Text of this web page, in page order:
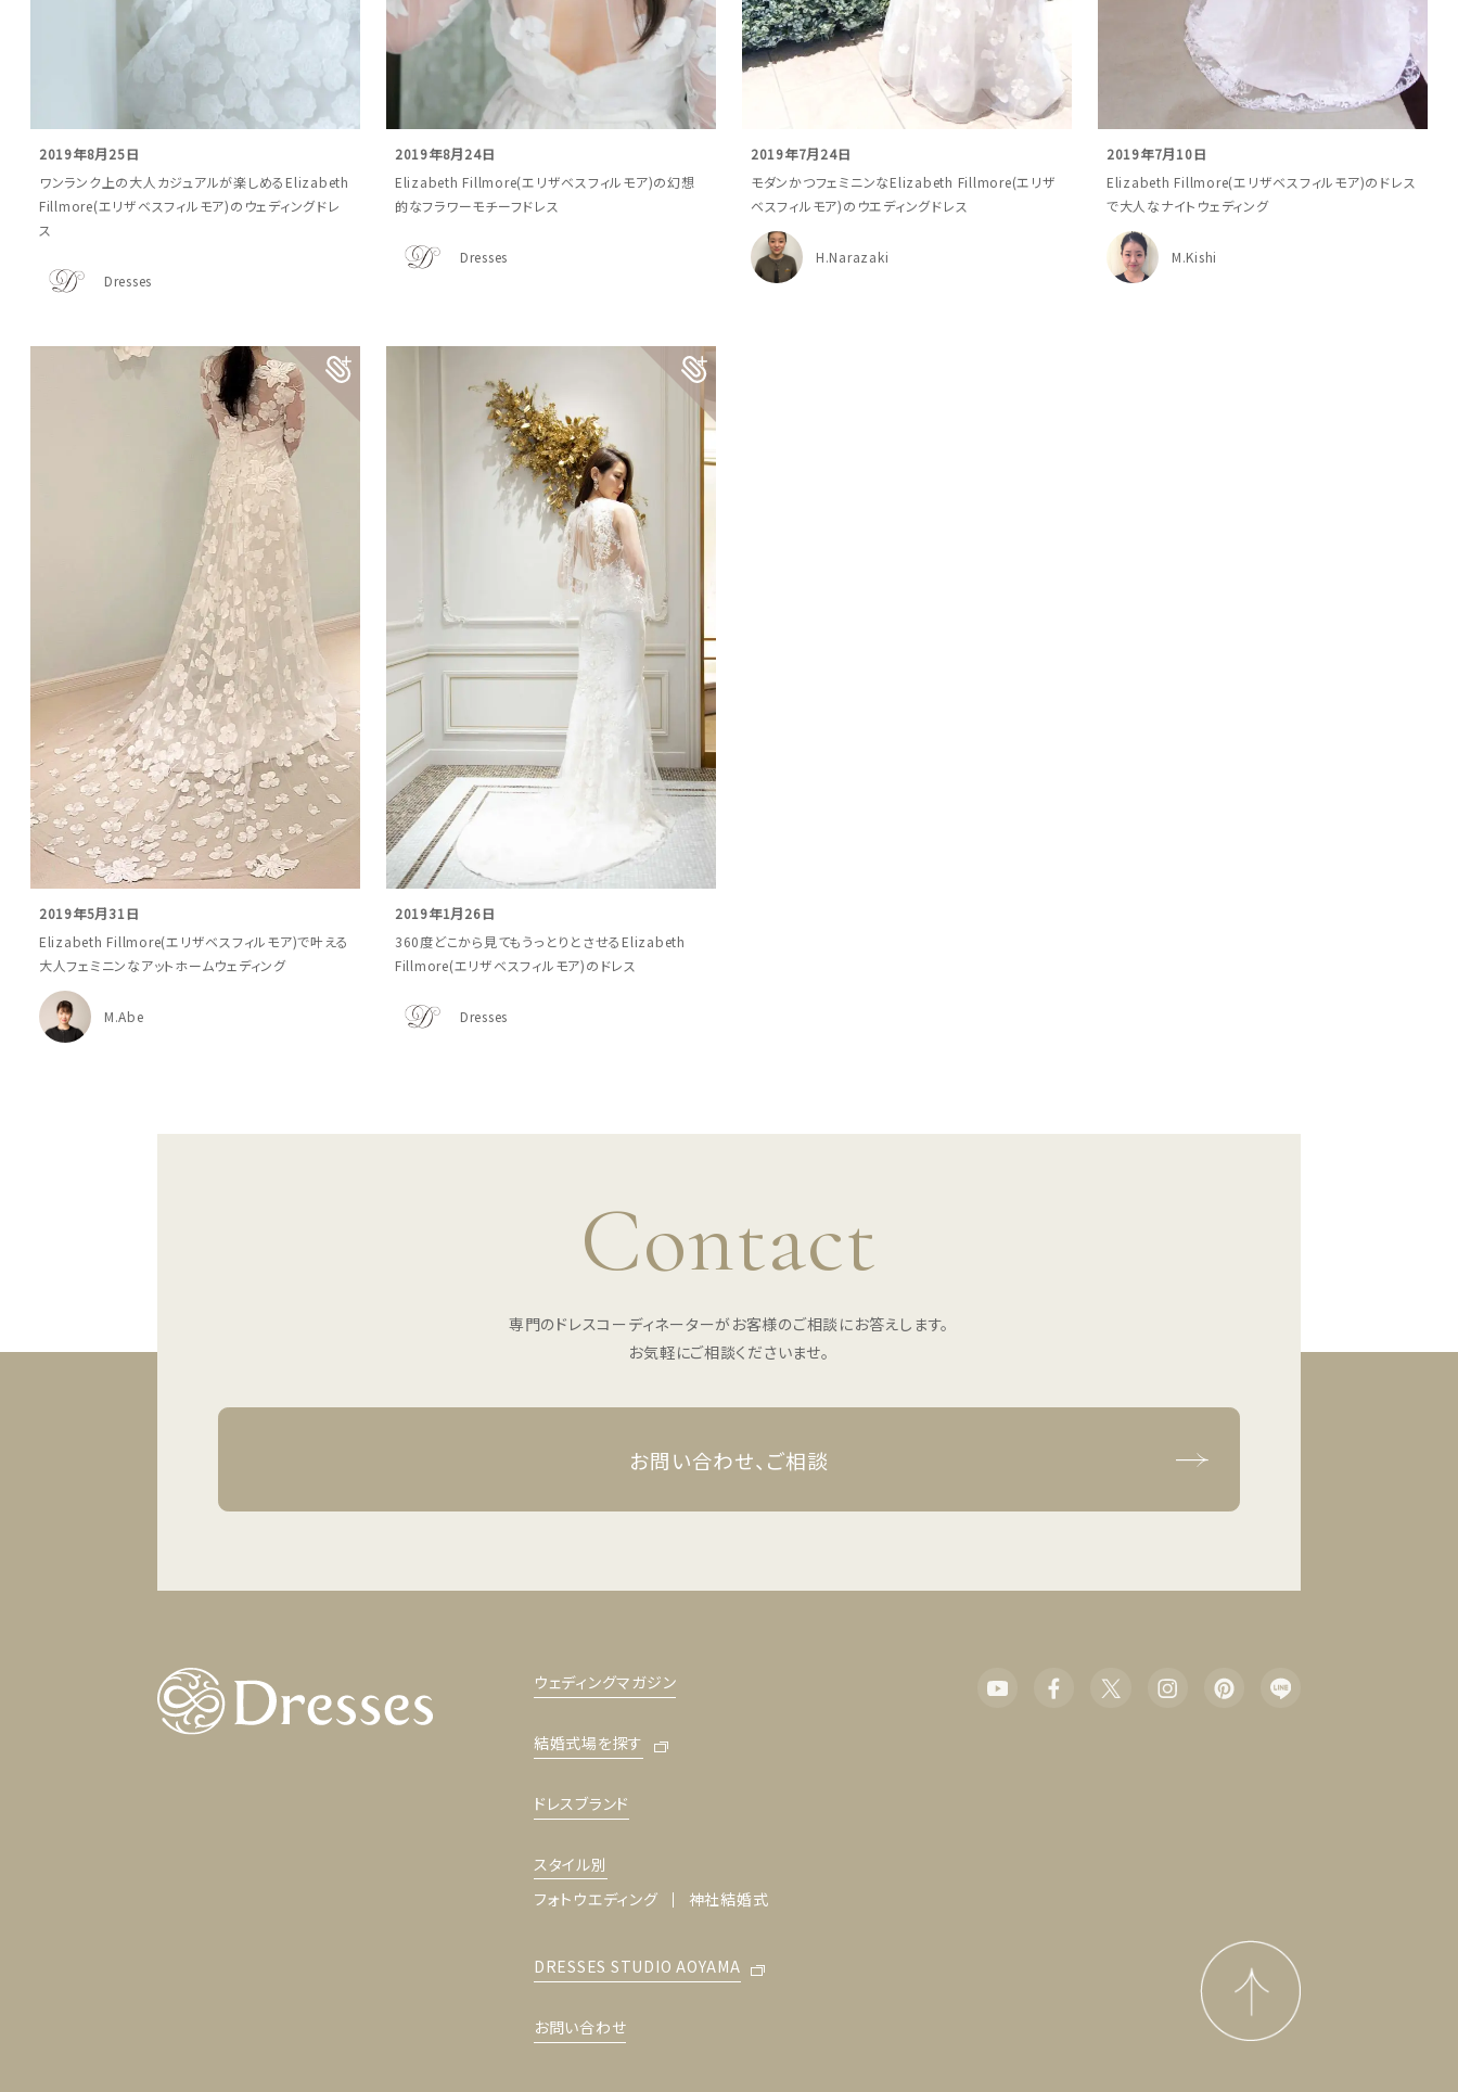
2019年8月25日
ワンランク上の大人カジュアルが楽しめるElizabeth
Fillmore(エリザベスフィルモア)のウェディングドレ
ス
Dresses
2019年8月24日
Elizabeth Fillmore(エリザベスフィルモア)の幻想
的なフラワーモチーフドレス
Dresses
2019年7月24日
モダンかつフェミニンなElizabeth Fillmore(エリザ
ベスフィルモア)のウエディングドレス
H.Narazaki
2019年7月10日
Elizabeth Fillmore(エリザベスフィルモア)のドレス
で大人なナイトウェディング
M.Kishi
2019年5月31日
Elizabeth Fillmore(エリザベスフィルモア)で叶える
大人フェミニンなアットホームウェディング
M.Abe
2019年1月26日
360度どこから見てもうっとりとさせるElizabeth
Fillmore(エリザベスフィルモア)のドレス
Dresses
Contact
専門のドレスコーディネーターがお客様のご相談にお答えします。
お気軽にご相談くださいませ。
お問い合わせ、ご相談
ウェディングマガジン
結婚式場を探す
ドレスブランド
スタイル別
フォトウエディング
神社結婚式
DRESSES STUDIO AOYAMA
お問い合わせ